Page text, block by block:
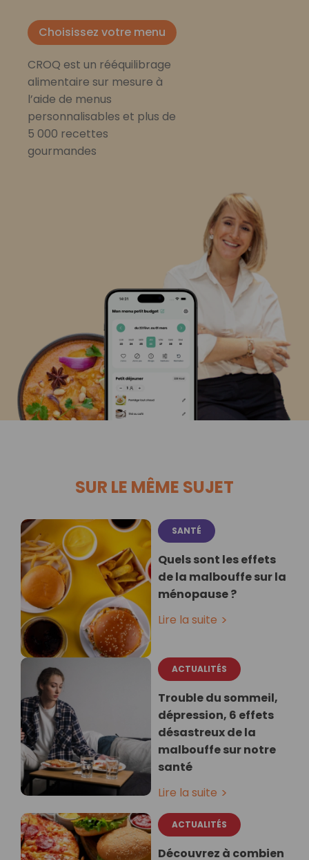
Choisissez votre menu
CROQ est un rééquilibrage
alimentaire sur mesure à
l’aide de menus
personnalisables et plus de
5 000 recettes
gourmandes
SUR LE MÊME SUJET
SANTÉ
Quels sont les effets
de la malbouffe sur la
ménopause ?
Lire la suite
ACTUALITÉS
Trouble du sommeil,
dépression, 6 effets
désastreux de la
malbouffe sur notre
santé
Lire la suite
ACTUALITÉS
Découvrez à combien